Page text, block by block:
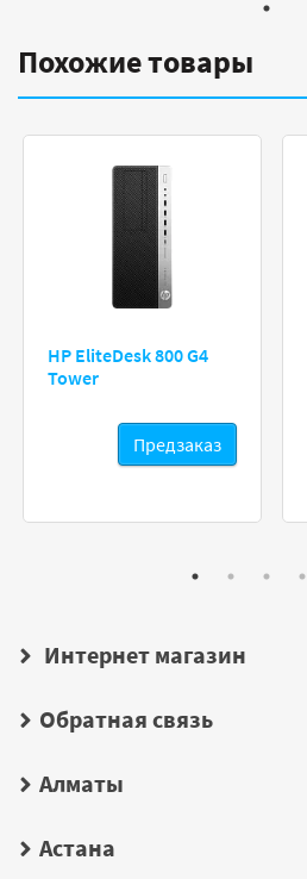
Похожие товары
HP EliteDesk 800 G4
Tower
Предзаказ
Интернет магазин
Обратная связь
Алматы
Астана